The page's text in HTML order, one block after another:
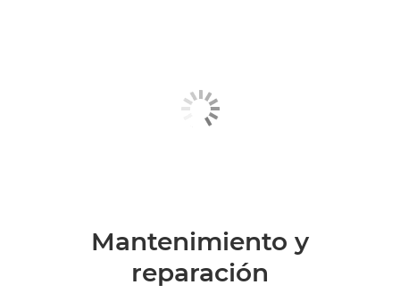
Mantenimiento y
reparación